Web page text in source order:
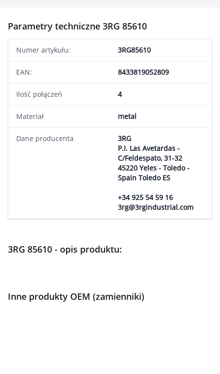
Parametry techniczne 3RG 85610
Numer artykułu: 3RG85610
EAN: 8433819052809
Ilość połączeń 4
Materiał metal
Dane producenta
3RG
P.I. Las Avetardas -
C/Feldespato, 31-32
45220 Yeles - Toledo -
Spain Toledo ES
+34 925 54 59 16
3rg@3rgindustrial.com
3RG 85610 - opis produktu:
Inne produkty OEM (zamienniki)